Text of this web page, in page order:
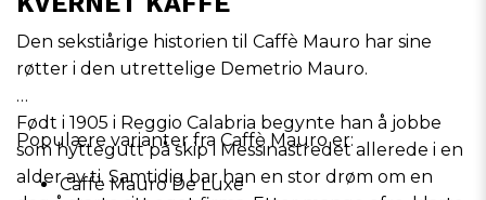
Den sekstiårige historien til Caffè Mauro har sine
røtter i den utrettelige Demetrio Mauro.
Født i 1905 i Reggio Calabria begynte han å jobbe
som hyttegutt på skip i Messinastredet allerede i en
alder av ti. Samtidig bar han en stor drøm om en
Populære varianter fra Caffè Mauro er:
Caffè Mauro De Luxe